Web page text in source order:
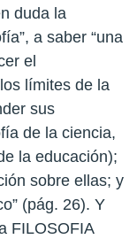
duda la
a saber “una
el
límites de la
sus
de la ciencia,
la educación);
sobre ellas; y
(pág. 26). Y
FILOSOFIA